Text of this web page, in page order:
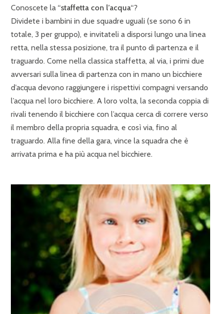
Conoscete la “staffetta con l’acqua“?
Dividete i bambini in due squadre uguali (se sono 6 in
totale, 3 per gruppo), e invitateli a disporsi lungo una linea
retta, nella stessa posizione, tra il punto di partenza e il
traguardo. Come nella classica staffetta, al via, i primi due
avversari sulla linea di partenza con in mano un bicchiere
d’acqua devono raggiungere i rispettivi compagni versando
l’acqua nel loro bicchiere. A loro volta, la seconda coppia di
rivali tenendo il bicchiere con l’acqua cerca di correre verso
il membro della propria squadra, e così via, fino al
traguardo. Alla fine della gara, vince la squadra che è
arrivata prima e ha più acqua nel bicchiere.